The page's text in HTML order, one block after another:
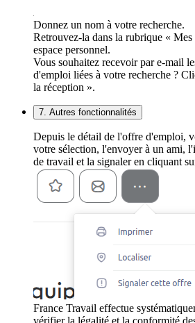
Donnez un nom à votre recherche.
Retrouvez-la dans la rubrique «
espace personnel.
Vous souhaitez recevoir par e-mail
d'emploi liées à votre recherche ?
la réception ».
7. Autres fonctionnalités
Depuis le détail de l'offre d'emploi,
votre sélection, l'envoyer à un ami,
de travail et la signaler en cliquant
France Travail effectue
vérifier la légalité et la conformité